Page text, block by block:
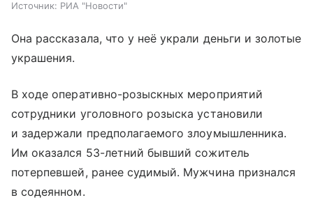
Источник: РИА "Новости"
Она рассказала, что у неё украли деньги и золотые
украшения.
В ходе оперативно-розыскных мероприятий
сотрудники уголовного розыска установили
и задержали предполагаемого злоумышленника.
Им оказался 53-летний бывший сожитель
потерпевшей, ранее судимый. Мужчина признался
в содеянном.